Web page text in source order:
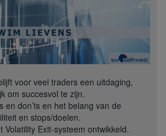
voor veel traders een uitdaging,
om succesvol te zijn.
en don’ts en het belang van de
en stops/doelen.
Volatility Exit-systeem ontwikkeld.